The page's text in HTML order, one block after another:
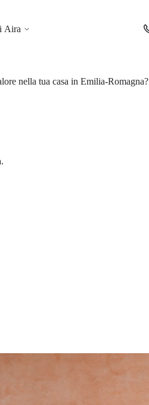
Aira
nella tua casa in Emilia-Romagna?